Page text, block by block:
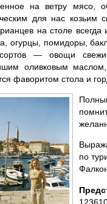
на ветру мясо,
для нас
на столе всегда
огурцы, помидоры,
— овощи
оливковым
фаворитом стола и
по